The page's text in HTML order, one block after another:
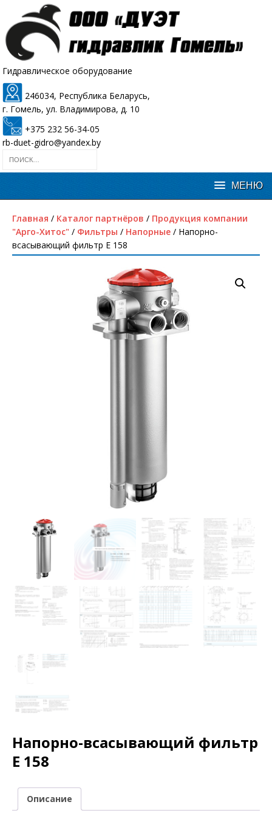
Гидравлическое оборудование
246034, Республика Беларусь,
г. Гомель, ул. Владимирова, д. 10
+375 232 56-34-05
rb-duet-gidro@yandex.by
Главная / Каталог партнёров / Продукция компании
"Арго-Хитос" / Фильтры / Напорные / Напорно-
всасывающий фильтр E 158
Напорно-всасывающий фильтр
E 158
Описание